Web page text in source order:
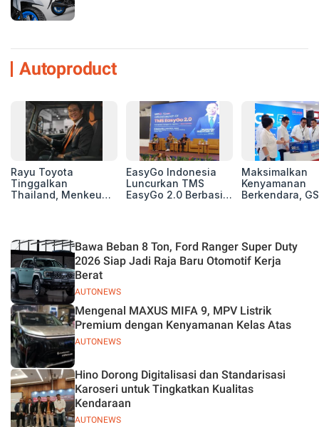
Autoproduct
Rayu Toyota
Tinggalkan
Thailand, Menkeu
Basis Produksi
ASEAN
EasyGo Indonesia
Luncurkan TMS
EasyGo 2.0 Berbasis
Maksimalkan
Kenyamanan
Berkendara,
2026
AUTONEWS
Bawa Beban 8 Ton, Ford Ranger Super Duty
2026 Siap Jadi Raja Baru Otomotif Kerja
Berat
AUTONEWS
Mengenal MAXUS MIFA 9, MPV Listrik
Premium dengan Kenyamanan Kelas Atas
AUTONEWS
Hino Dorong Digitalisasi dan Standarisasi
Karoseri untuk Tingkatkan Kualitas
Kendaraan